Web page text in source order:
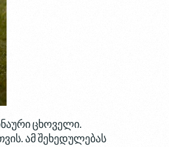
ცხოველი.
ამ შეხედულებას